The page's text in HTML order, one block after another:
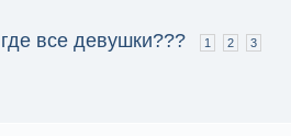
где все девушки??? 1 2 3